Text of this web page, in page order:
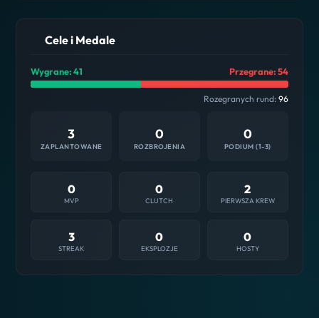
Cele i Medale
Wygrane: 41 Przegrane: 54
Rozegranych rund: 96
3
ZAPLANTOWANE
0
ROZBROJENIA
0
PODIUM (1-3)
0
MVP
0
CLUTCH
2
PIERWSZA KREW
3
STREAK
0
EKSPLOZJE
0
HOSTY